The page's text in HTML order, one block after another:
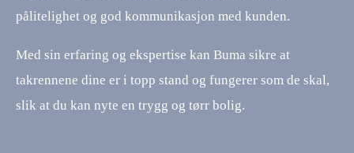
pålitelighet og god kommunikasjon med kunden.
Med sin erfaring og ekspertise kan Buma sikre at
takrennene dine er i topp stand og fungerer som de skal,
slik at du kan nyte en trygg og tørr bolig.